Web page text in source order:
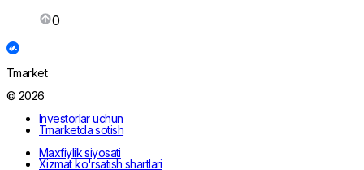
0
Tmarket
© 2026
Investorlar uchun
Tmarketda sotish
Maxfiylik siyosati
Xizmat ko'rsatish shartlari